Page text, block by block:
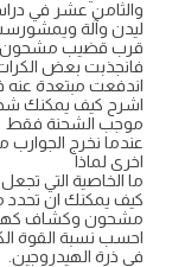
والثامن عشر في
ليدن وآلة
قرب قضيب مشحون
فانجذبت بعض
اندفعت مبتعدة عنه
اشرح كيف يمكنك
موجب الشحنة فقط
عندما نخرج
اخرى لماذا
ما الخاصية التي
كيف يمكنك ان تحدد
مشحون وكشاف
احسب نسبة القوة
في ذرة الهيدروجين.